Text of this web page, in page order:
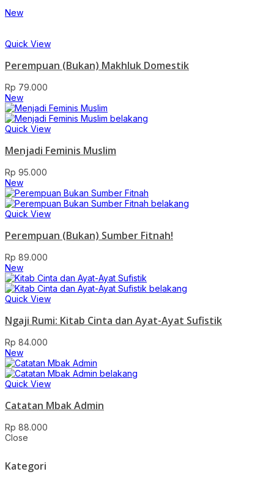
New
Quick View
Perempuan (Bukan) Makhluk Domestik
Rp 79.000
New
Quick View
Menjadi Feminis Muslim
Rp 95.000
New
Quick View
Perempuan (Bukan) Sumber Fitnah!
Rp 89.000
New
Quick View
Ngaji Rumi: Kitab Cinta dan Ayat-Ayat Sufistik
Rp 84.000
New
Quick View
Catatan Mbak Admin
Rp 88.000
Close
Kategori